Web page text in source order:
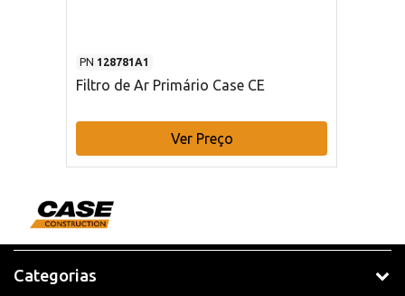
PN 128781A1
Filtro de Ar Primário Case CE
Ver Preço
Categorias